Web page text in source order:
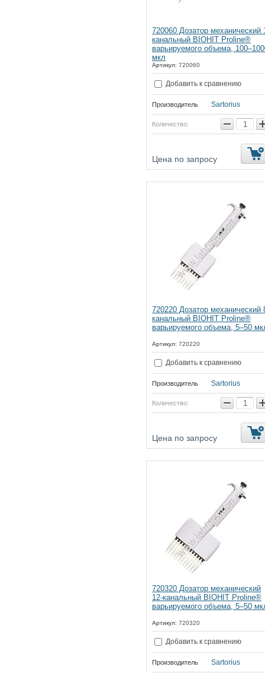
720060 Дозатор механический
канальный BIOHIT Proline®
варьируемого объема,
мкл
Артикул: 720060
Добавить к сравнению
Производитель Sartorius
Количество: −
Цена по запросу
720220 Дозатор механический
канальный BIOHIT Proline®
варьируемого объема, 5–50
Артикул: 720220
Добавить к сравнению
Производитель Sartorius
Количество: −
Цена по запросу
720320 Дозатор механический
12-канальный BIOHIT Proline®
варьируемого объема, 5–50
Артикул: 720320
Добавить к сравнению
Производитель Sartorius